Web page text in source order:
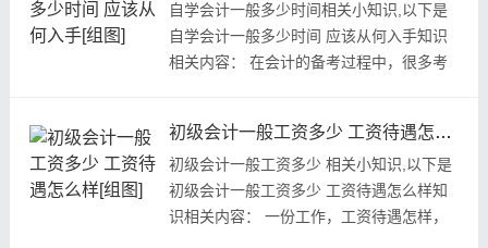
自学会计一般多少时间相关小知识,以下是
自学会计一般多少时间 应该从何入手知识
相关内容： 在会计的备考过程中，很多考
初级会计一般工资多少 工资待遇怎么样[组图]
初级会计一般工资多少 相关小知识,以下是
初级会计一般工资多少 工资待遇怎么样知
识相关内容： 一份工作，工资待遇怎样，